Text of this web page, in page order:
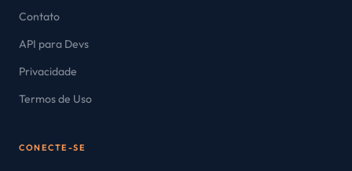
Contato
API para Devs
Privacidade
Termos de Uso
CONECTE-SE